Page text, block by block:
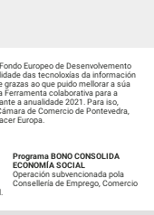
Europeo de Desenvolvemento
das tecnoloxías da información
ao que puido mellorar a súa
Ferramenta colaborativa para a
a anualidade 2021. Para iso,
de Comercio de Pontevedra,
Europa.
Programa BONO CONSOLIDA
ECONOMÍA SOCIAL
Operación subvencionada pola
Consellería de Emprego, Comercio